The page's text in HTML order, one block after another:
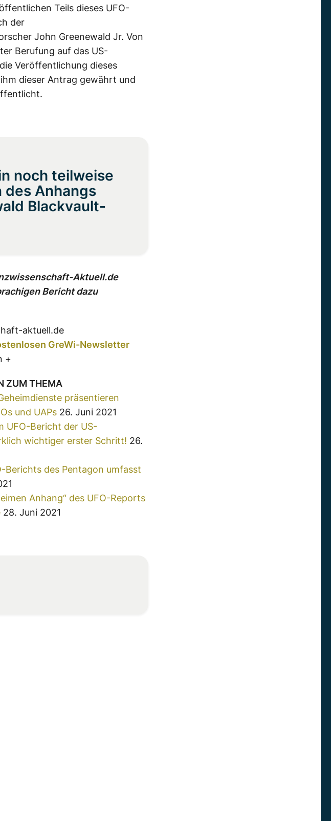
Teils dieses UFO-
der
John Greenewald Jr. Von
Berufung auf das US-
Veröffentlichung dieses
dieser Antrag gewährt und
noch teilweise
Anhangs
Blackvault-
Aktuell.de
Bericht dazu
aktuell.de
GreWi-Newsletter
+
ZUM THEMA
präsentieren
und UAPs 26. Juni 2021
UFO-Bericht der US-
wichtiger erster Schritt! 26.
Berichts des Pentagon umfasst
Anhang“ des UFO-Reports
28. Juni 2021